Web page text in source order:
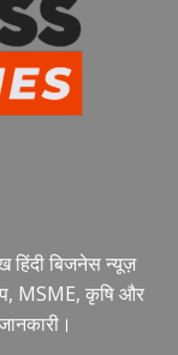
बिजनेस न्यूज़
MSME, कृषि और